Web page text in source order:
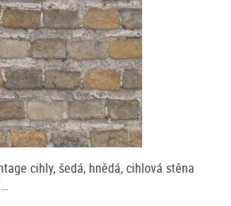
cihly, šedá, hnědá, cihlová stěna